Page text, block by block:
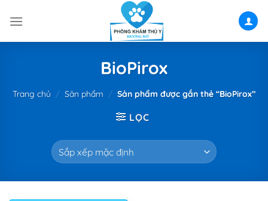
BioPirox
Trang chủ / Sản phẩm / Sản phẩm được gắn thẻ “BioPirox”
LỌC